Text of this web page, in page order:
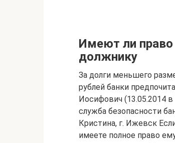
Имеют ли право
должнику
За долги меньшего
рублей банки
Иосифович (13.05.2014
служба безопасности
Кристина, г. Ижевск
имеете полное право